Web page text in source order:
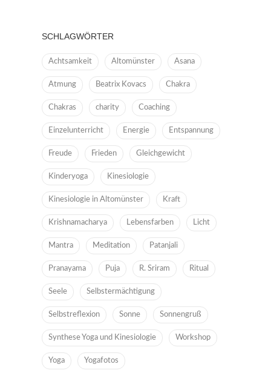
SCHLAGWÖRTER
Achtsamkeit Altomünster Asana
Atmung Beatrix Kovacs Chakra
Chakras charity Coaching
Einzelunterricht Energie Entspannung
Freude Frieden Gleichgewicht
Kinderyoga Kinesiologie
Kinesiologie in Altomünster Kraft
Krishnamacharya Lebensfarben Licht
Mantra Meditation Patanjali
Pranayama Puja R. Sriram Ritual
Seele Selbstermächtigung
Selbstreflexion Sonne Sonnengruß
Synthese Yoga und Kinesiologie Workshop
Yoga Yogafotos